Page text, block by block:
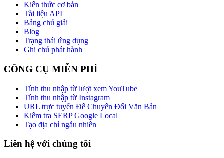
Kiến thức cơ bản
Tài liệu API
Bảng chú giải
Blog
Trạng thái ứng dụng
Ghi chú phát hành
CÔNG CỤ MIỄN PHÍ
Tính thu nhập từ lượt xem YouTube
Tính thu nhập từ Instagram
URL trực tuyến Để Chuyển Đổi Văn Bản
Kiểm tra SERP Google Local
Tạo địa chỉ ngẫu nhiên
Liên hệ với chúng tôi